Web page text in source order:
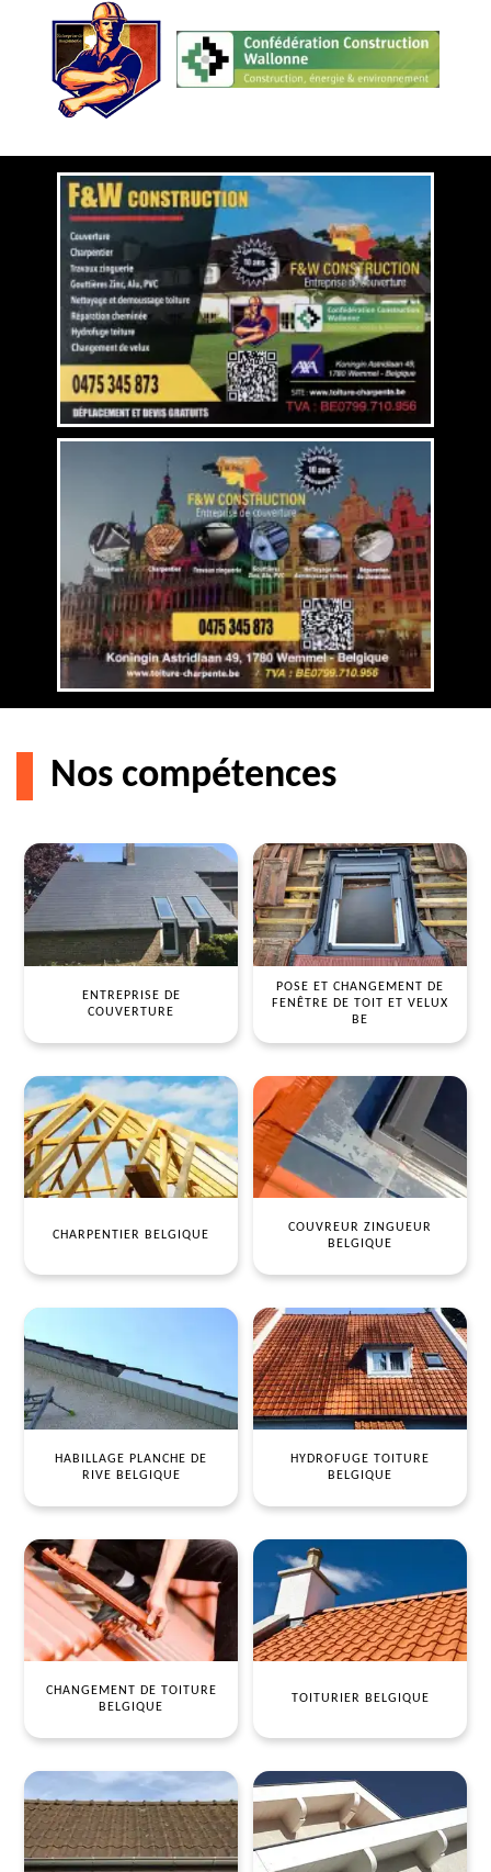
Nos compétences
ENTREPRISE DE
COUVERTURE
POSE ET CHANGEMENT DE
FENÊTRE DE TOIT ET VELUX
BE
CHARPENTIER BELGIQUE
COUVREUR ZINGUEUR
BELGIQUE
HABILLAGE PLANCHE DE
RIVE BELGIQUE
HYDROFUGE TOITURE
BELGIQUE
CHANGEMENT DE TOITURE
BELGIQUE
TOITURIER BELGIQUE